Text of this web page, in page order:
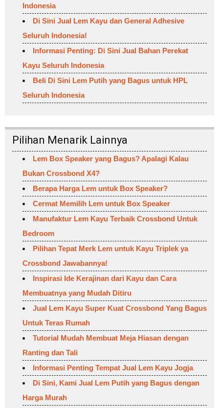
Indonesia
Di Sini Jual Lem Kayu dan General Adhesive
Seluruh Indonesia!
Informasi Penting: Di Sini Jual Bahan Perekat
Kayu Seluruh Indonesia
Beli Di Sini Lem Putih yang Bagus untuk HPL
Seluruh Indonesia
Pilihan Menarik Lainnya
Lem Box Speaker yang Bagus? Apalagi Kalau
Bukan Crossbond X4?
Berapa Harga Lem untuk Box Speaker?
Cermat Memilih Lem untuk Box Speaker
Manufaktur Lem Kayu Terbaik Crossbond Untuk
Bedroom
Pilihan Tepat Merk Lem untuk Kayu Triplek ya
Crossbond Jawabannya!
Inspirasi Ide Kerajinan dari Kayu dan Cara
Membuatnya yang Mudah Ditiru
Jual Lem Kayu Super Kuat Crossbond Yang Bagus
Untuk Teras Rumah
Tutorial Mudah Membuat Meja Hiasan dengan
Ranting dan Tali
Informasi Penting Tempat Jual Lem Kayu Jogja
Di Sini, Kami Jual Lem Putih yang Bagus dengan
Harga Murah